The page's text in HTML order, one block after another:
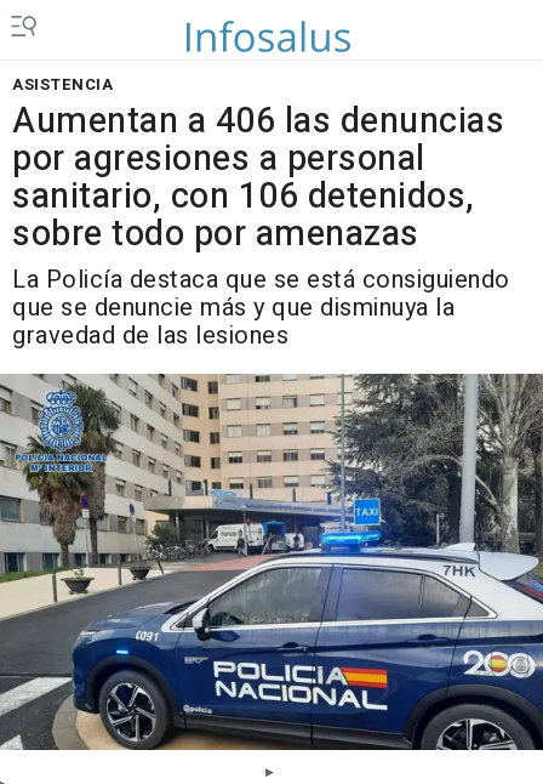
ASISTENCIA
Aumentan a 406 las denuncias
por agresiones a personal
sanitario, con 106 detenidos,
sobre todo por amenazas
La Policía destaca que se está consiguiendo
que se denuncie más y que disminuya la
gravedad de las lesiones